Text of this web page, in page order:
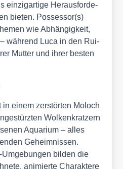
ein­zig­ar­ti­ge Her­aus­for­de­
bie­ten. Possessor(s)
wie Abhän­gig­keit,
wäh­rend Luca in den Rui­
Mut­ter und ihrer bes­ten
einem zer­stör­ten Moloch
Wol­ken­krat­zern
Aqua­ri­um – alles
Geheim­nis­sen.
bil­den die
ani­mier­te Cha­rak­te­re